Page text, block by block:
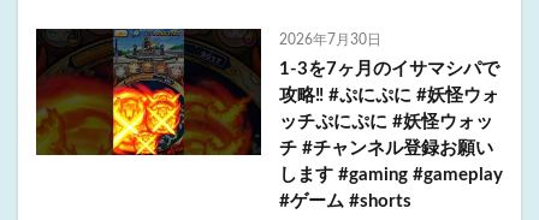
2026年7月30日
1-3を7ヶ月のイサマシパで
攻略‼️ #ぷにぷに #妖怪ウォ
ッチぷにぷに #妖怪ウォッ
チ #チャンネル登録お願い
します #gaming #gameplay
#ゲーム #shorts